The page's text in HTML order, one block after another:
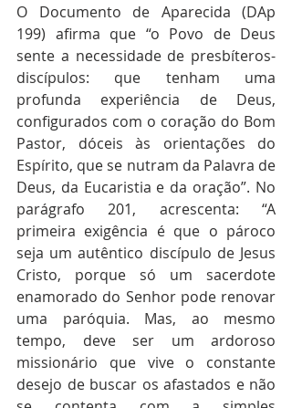
O Documento de Aparecida (DAp
199) afirma que “o Povo de Deus
sente a necessidade de presbíteros-
discípulos: que tenham uma
profunda experiência de Deus,
configurados com o coração do Bom
Pastor, dóceis às orientações do
Espírito, que se nutram da Palavra de
Deus, da Eucaristia e da oração”. No
parágrafo 201, acrescenta: “A
primeira exigência é que o pároco
seja um autêntico discípulo de Jesus
Cristo, porque só um sacerdote
enamorado do Senhor pode renovar
uma paróquia. Mas, ao mesmo
tempo, deve ser um ardoroso
missionário que vive o constante
desejo de buscar os afastados e não